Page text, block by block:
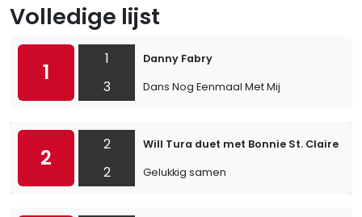
Volledige lijst
1
1
3
Danny Fabry
Dans Nog Eenmaal Met Mij
2
2
2
Will Tura duet met Bonnie St. Claire
Gelukkig samen